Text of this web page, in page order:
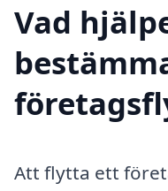
Vad
Att flytta ett